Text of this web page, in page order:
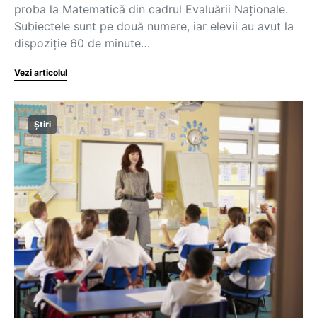
proba la Matematică din cadrul Evaluării Naționale.
Subiectele sunt pe două numere, iar elevii au avut la
dispoziție 60 de minute…
Vezi articolul
Știri